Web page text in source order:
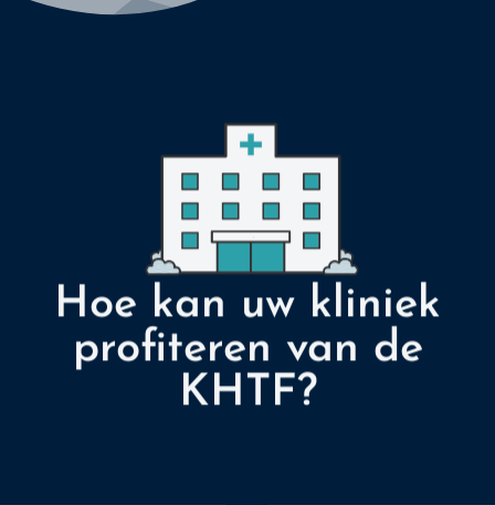
Hoe kan uw kliniek
profiteren van de
KHTF?